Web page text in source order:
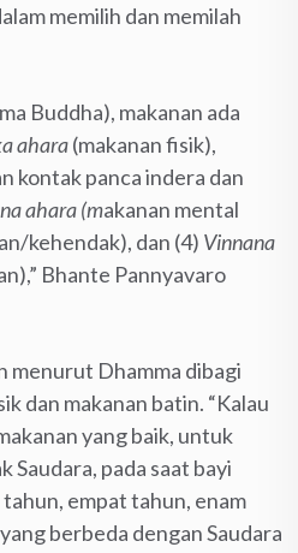
memilih dan memilah
Buddha), makanan ada
ahara(makanan fisik),
kontak panca indera dan
ahara (makanan mental
kehendak), dan (4) Vinnana
Bhante Pannyavaro
menurut Dhamma dibagi
dan makanan batin. “Kalau
yang baik, untuk
Saudara, pada saat bayi
empat tahun, enam
yang berbeda dengan Saudara